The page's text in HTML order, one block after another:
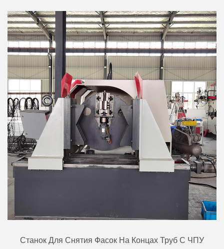
Станок Для Снятия Фасок На Концах Труб С ЧПУ